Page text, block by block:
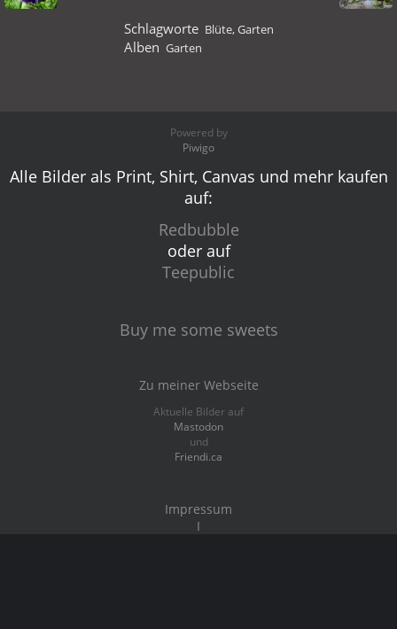
Schlagworte Blüte,Garten
Alben Garten
Powered by
Piwigo
Alle Bilder als Print, Shirt, Canvas und mehr kaufen
auf:
Redbubble
oder auf
Teepublic
Buy me some sweets
Zu meiner Webseite
Aktuelle Bilder auf
Mastodon
und
Friendi.ca
Impressum
I